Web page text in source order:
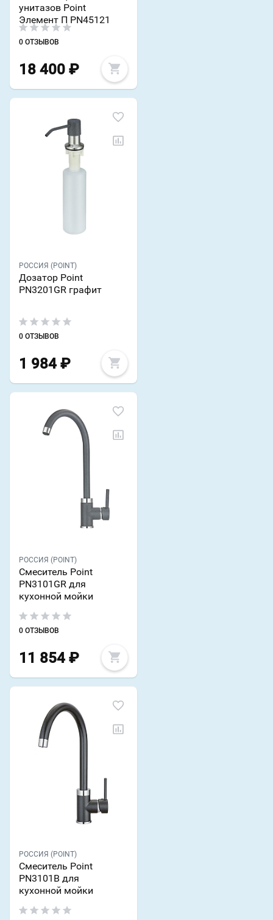
унитазов Point
Элемент П PN45121
0 ОТЗЫВОВ
18 400 ₽
РОССИЯ (POINT)
Дозатор Point
PN3201GR графит
0 ОТЗЫВОВ
1 984 ₽
РОССИЯ (POINT)
Смеситель Point
PN3101GR для
кухонной мойки
0 ОТЗЫВОВ
11 854 ₽
РОССИЯ (POINT)
Смеситель Point
PN3101B для
кухонной мойки